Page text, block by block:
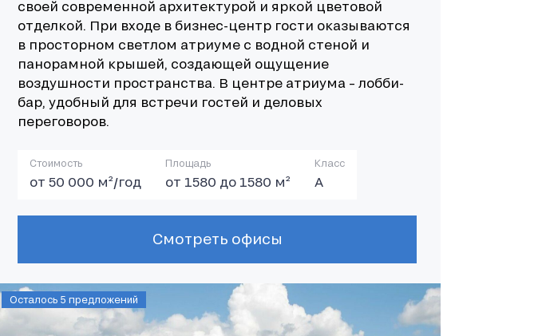
своей современной архитектурой и яркой цветовой
отделкой. При входе в бизнес-центр гости оказываются
в просторном светлом атриуме с водной стеной и
панорамной крышей, создающей ощущение
воздушности пространства. В центре атриума – лобби-
бар, удобный для встречи гостей и деловых
переговоров.
Стоимость
от 50 000 м²/год
Площадь
от 1580 до 1580 м²
Класс
А
Осталось 5 предложений